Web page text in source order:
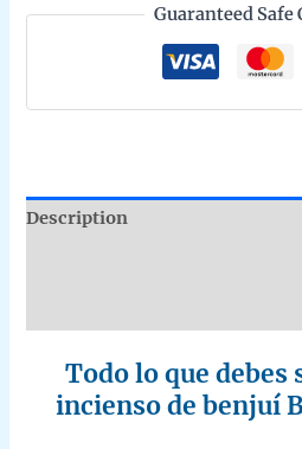
caja
Guaranteed Safe
Description
Todo lo que debes
incienso de benjuí